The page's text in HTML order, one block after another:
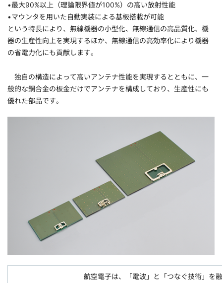
•最大90%以上（理論限界値が100%）の高い放射性能
•マウンタを用いた自動実装による基板搭載が可能
という特長により、無線機器の小型化、無線通信の高品質化、機
器の生産性向上を実現するほか、無線通信の高効率化により機器
の省電力化にも貢献します。
独自の構造によって高いアンテナ性能を実現するとともに、一
般的な銅合金の板金だけでアンテナを構成しており、生産性にも
優れた部品です。
航空電子は、「電波」と「つなぐ技術」を